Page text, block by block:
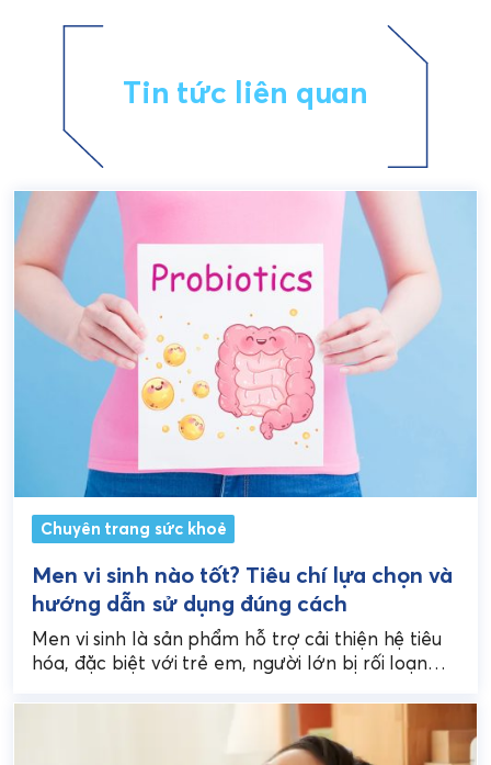
Tin tức liên quan
Chuyên trang sức khoẻ
Men vi sinh nào tốt? Tiêu chí lựa chọn và
hướng dẫn sử dụng đúng cách
Men vi sinh là sản phẩm hỗ trợ cải thiện hệ tiêu
hóa, đặc biệt với trẻ em, người lớn bị rối loạn